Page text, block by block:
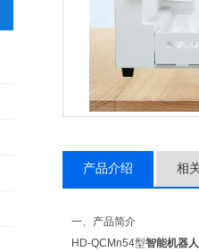
产品介绍 相
一、产品简介
HD-QCMn54型智能机器